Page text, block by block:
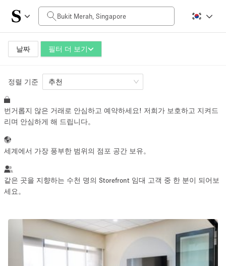
날짜 필터 더 보기
일일 비용
SGD0
공간 크기
10 m² 500+ m²
~ 13 명
Office
정렬 기준 추천
번거롭지 않은 거래로 안심하고 예약하세요! 저희가 보호하고 지켜드
리며 안심하게 해 드립니다。
세계에서 가장 풍부한 범위의 점포 공간 보유。
같은 곳을 지향하는 수천 명의 Storefront 임대 고객 중 한 분이 되어보
세요。